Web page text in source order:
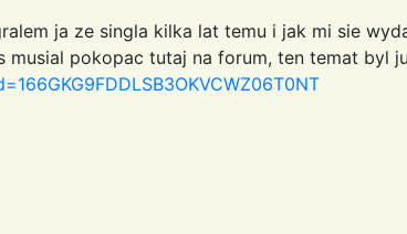
ja ze singla kilka lat temu i jak mi sie
musial pokopac tutaj na forum, ten temat byl